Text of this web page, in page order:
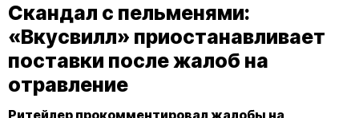
Скандал с пельменями:
«Вкусвилл» приостанавливает
поставки после жалоб на
отравление
Ритейлер прокомментировал жалобы на